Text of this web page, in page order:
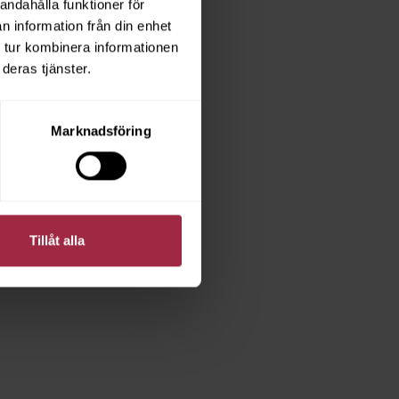
funktioner för
information från din enhet
kombinera informationen
tjänster.
Marknadsföring
Tillåt alla